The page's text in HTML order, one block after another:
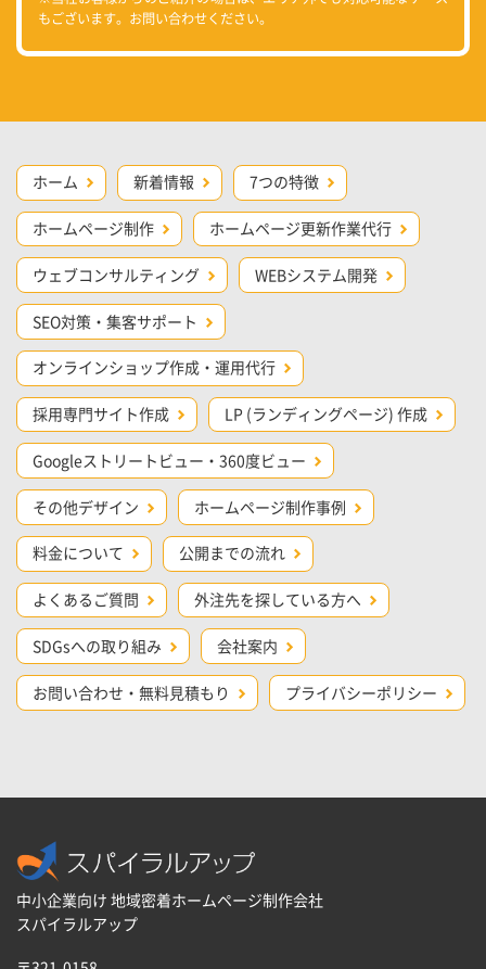
もございます。お問い合わせください。
ホーム 新着情報 7つの特徴
ホームページ制作 ホームページ更新作業代行
ウェブコンサルティング WEBシステム開発
SEO対策・集客サポート
オンラインショップ作成・運用代行
採用専門サイト作成 LP (ランディングページ) 作成
Googleストリートビュー・360度ビュー
その他デザイン ホームページ制作事例
料金について 公開までの流れ
よくあるご質問 外注先を探している方へ
SDGsへの取り組み 会社案内
お問い合わせ・無料見積もり プライバシーポリシー
中小企業向け 地域密着ホームページ制作会社
スパイラルアップ